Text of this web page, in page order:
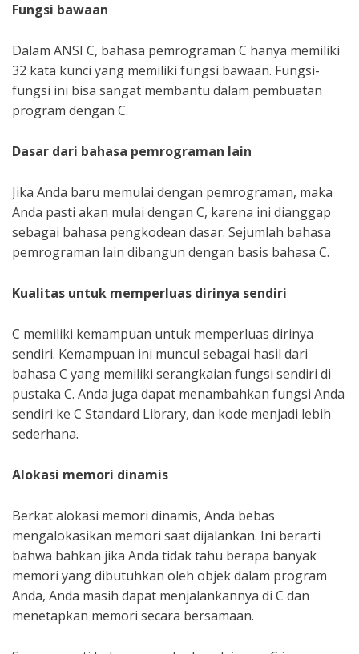
Fungsi bawaan
Dalam ANSI C, bahasa pemrograman C hanya memiliki
32 kata kunci yang memiliki fungsi bawaan. Fungsi-
fungsi ini bisa sangat membantu dalam pembuatan
program dengan C.
Dasar dari bahasa pemrograman lain
Jika Anda baru memulai dengan pemrograman, maka
Anda pasti akan mulai dengan C, karena ini dianggap
sebagai bahasa pengkodean dasar. Sejumlah bahasa
pemrograman lain dibangun dengan basis bahasa C.
Kualitas untuk memperluas dirinya sendiri
C memiliki kemampuan untuk memperluas dirinya
sendiri. Kemampuan ini muncul sebagai hasil dari
bahasa C yang memiliki serangkaian fungsi sendiri di
pustaka C. Anda juga dapat menambahkan fungsi Anda
sendiri ke C Standard Library, dan kode menjadi lebih
sederhana.
Alokasi memori dinamis
Berkat alokasi memori dinamis, Anda bebas
mengalokasikan memori saat dijalankan. Ini berarti
bahwa bahkan jika Anda tidak tahu berapa banyak
memori yang dibutuhkan oleh objek dalam program
Anda, Anda masih dapat menjalankannya di C dan
menetapkan memori secara bersamaan.